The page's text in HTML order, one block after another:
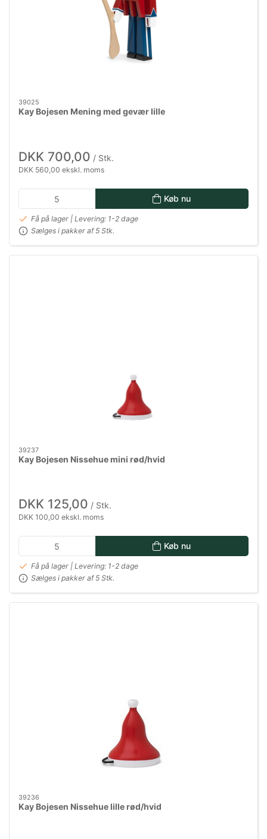
39025
Kay Bojesen Mening med gevær lille
DKK 700,00 / Stk.
DKK 560,00 ekskl. moms
Køb nu
Få på lager | Levering: 1-2 dage
Sælges i pakker af 5 Stk.
39237
Kay Bojesen Nissehue mini rød/hvid
DKK 125,00 / Stk.
DKK 100,00 ekskl. moms
Køb nu
Få på lager | Levering: 1-2 dage
Sælges i pakker af 5 Stk.
39236
Kay Bojesen Nissehue lille rød/hvid